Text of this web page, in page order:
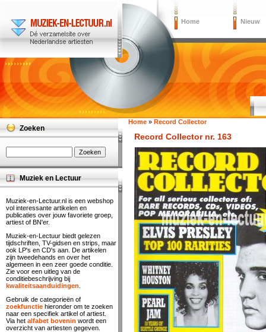
Home Nieuw
Home » Record Collector
Record Collector nr. 163
Zoeken
Muziek en Lectuur
Muziek-en-Lectuur.nl is een webshop
vol interessante artikelen en
publicaties over jouw favoriete groep,
artiest of BN'er.
Muziek-en-Lectuur biedt gelezen
tijdschriften, TV-gidsen en strips, maar
ook LP's en CD's aan. De artikelen
zijn tweedehands en over het
algemeen in een zeer goede conditie.
Zie voor een uitleg van de
conditiebeschrijving bij
kwaliteitsaanduidingen
Gebruik de categorieën of
zoekfunctie hieronder om te zoeken
naar een specifiek artikel of artiest.
Via het alfabet bovenin wordt een
overzicht van artiesten gegeven.